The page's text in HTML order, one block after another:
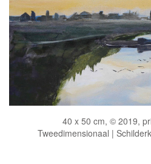
40 x 50 cm, © 2019,
Tweedimensionaal |